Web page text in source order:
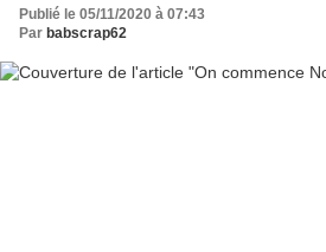
Publié le 05/11/2020 à 07:43
Par babscrap62